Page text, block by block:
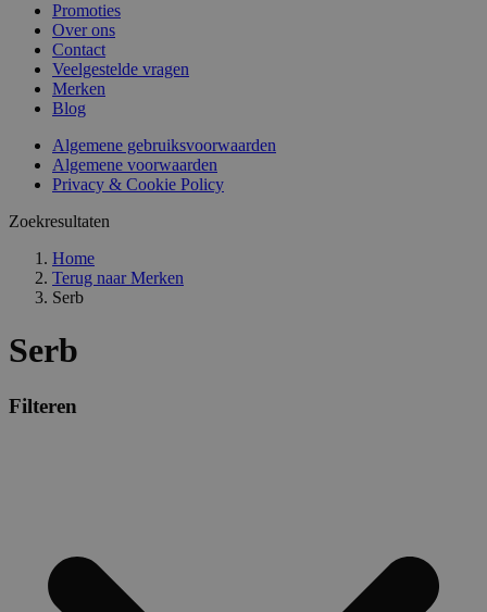
Promoties
Over ons
Contact
Veelgestelde vragen
Merken
Blog
Algemene gebruiksvoorwaarden
Algemene voorwaarden
Privacy & Cookie Policy
Zoekresultaten
Home
Terug naar Merken
Serb
Serb
Filteren